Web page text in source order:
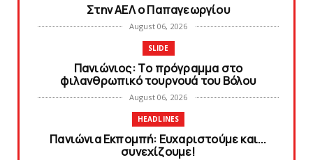
Στην AEΛ ο Παπαγεωργίου
August 06, 2026
SLIDE
Πανιώνιoς: Tο πρόγραμμα στο
φιλανθρωπικό τουρνουά του Bόλου
August 06, 2026
HEADLINES
Πανιώνια Εκπομπή: Eυχαριστούμε και...
συνεχίζουμε!